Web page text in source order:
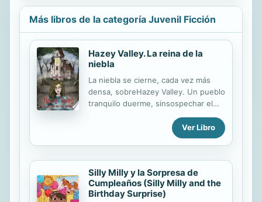
de 4 a 12 años. Este libro es una
recopilación de siete cuentos de
Más libros de la categoría Juvenil Ficción
Hazey Valley. La reina de la
niebla
La niebla se cierne, cada vez más
densa, sobreHazey Valley. Un pueblo
tranquilo duerme, sinsospechar el
lacolina, soberana y fundadora,
dormita, esperando ala persona
cruza la ventana produciendo
unsonido de cristales rotos. ¿Qué ha
sido esa sombratras las cortinas?
Juraría que algo se ha movidodentro
Ver Libro
Silly Milly y la Sorpresa de
Cumpleaños (Silly Milly and the
Birthday Surprise)